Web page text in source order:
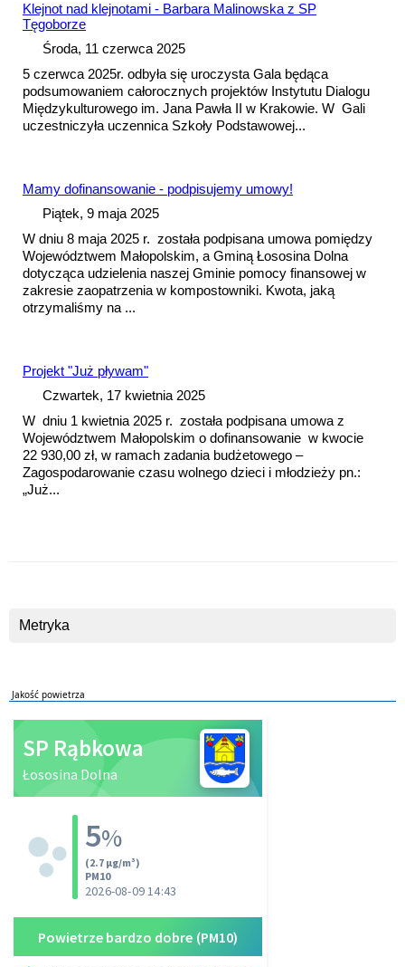
Klejnot nad klejnotami - Barbara Malinowska z SP
Tęgoborze
Środa, 11 czerwca 2025
5 czerwca 2025r. odbyła się uroczysta Gala będąca
podsumowaniem całorocznych projektów Instytutu Dialogu
Międzykulturowego im. Jana Pawła II w Krakowie. W Gali
uczestniczyła uczennica Szkoły Podstawowej...
Mamy dofinansowanie - podpisujemy umowy!
Piątek, 9 maja 2025
W dniu 8 maja 2025 r. została podpisana umowa pomiędzy
Województwem Małopolskim, a Gminą Łososina Dolna
dotycząca udzielenia naszej Gminie pomocy finansowej w
zakresie zaopatrzenia w kompostowniki. Kwota, jaką
otrzymaliśmy na ...
Projekt "Już pływam"
Czwartek, 17 kwietnia 2025
W dniu 1 kwietnia 2025 r. została podpisana umowa z
Województwem Małopolskim o dofinansowanie w kwocie
22 930,00 zł, w ramach zadania budżetowego –
Zagospodarowanie czasu wolnego dzieci i młodzieży pn.:
„Już...
Metryka
Jakość powietrza